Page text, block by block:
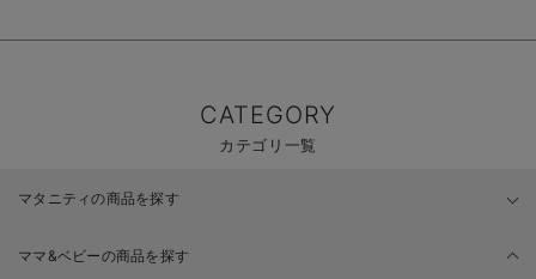
CATEGORY
カテゴリ一覧
マタニティの商品を探す
ママ&ベビーの商品を探す